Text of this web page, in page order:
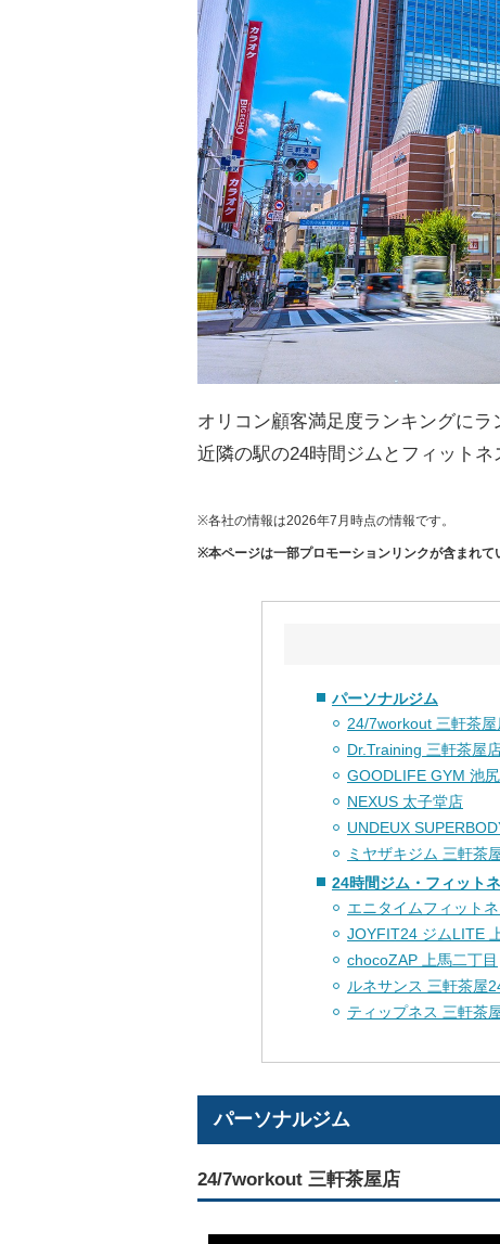
オリコン顧客満足度ランキングに
近隣の駅の24時間ジムとフィットネ
※各社の情報は2026年7月時点の情報です。
※本ページは一部プロモーションリンクが含まれて
パーソナルジム
24/7workout 三軒茶屋
Dr.Training 三軒茶屋
GOODLIFE GYM 池
NEXUS 太子堂店
UNDEUX
ミヤザキジム 三軒茶
24時間ジム・フィット
エニタイムフィットネ
JOYFIT24 ジムLITE
chocoZAP 上馬二丁目
ルネサンス 三軒茶屋
ティップネス 三軒茶
パーソナルジム
24/7workout 三軒茶屋店